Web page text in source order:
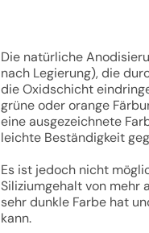
Die natürliche
nach Legierung), die
die Oxidschicht
grüne oder orange
eine ausgezeichnete
leichte Beständigkeit
Es ist jedoch nicht
Siliziumgehalt von mehr
sehr dunkle Farbe hat
kann.